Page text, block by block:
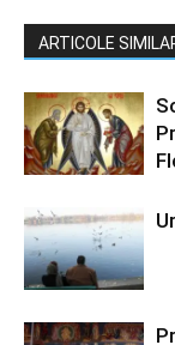
ARTICOLE